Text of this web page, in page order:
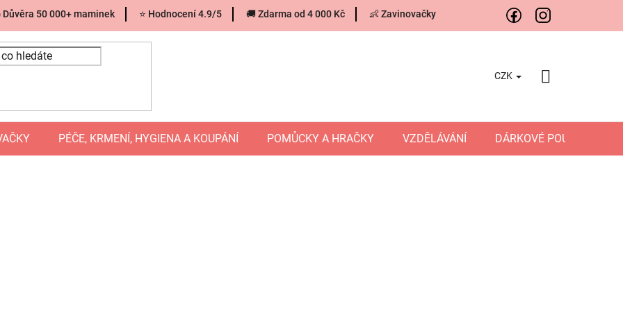
Důvěra 50 000+ maminek ⭐ Hodnocení 4.9/5 🚚 Zdarma od 4 000 Kč 👶 Zavinovačky
CZK
KOŠÍK
PÉČE, KRMENÍ, HYGIENA A KOUPÁNÍ POMŮCKY A HRAČKY VZDĚLÁVÁNÍ DÁRKOVÉ POUKAZY